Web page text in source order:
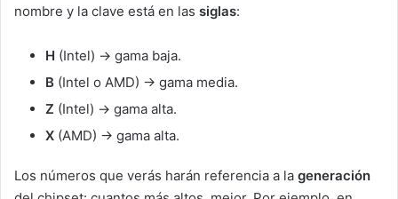
nombre y la clave está en las siglas:
H (Intel) -> gama baja.
B (Intel o AMD) -> gama media.
Z (Intel) -> gama alta.
X (AMD) -> gama alta.
Los números que verás harán referencia a la generación